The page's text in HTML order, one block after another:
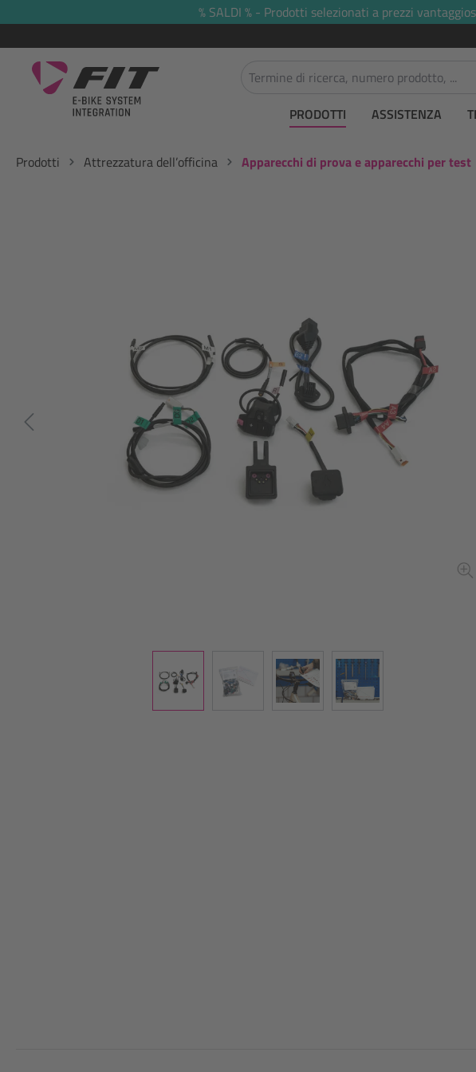
Passa alla navigazione principale% SALDI % - Prodotti selezionati a prezzi
PRODOTTI ASSISTENZA
Prodotti Attrezzatura dell’officina Apparecchi di prova e apparecchi per test